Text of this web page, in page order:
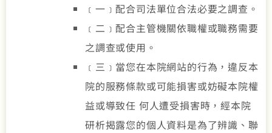
﹝一﹞配合司法單位合法必要之調查。
﹝二﹞配合主管機關依職權或職務需要
之調查或使用。
﹝三﹞當您在本院網站的行為，違反本
院的服務條款或可能損害或妨礙本院權
益或導致任 何人遭受損害時，經本院
研析揭露您的個人資料是為了辨識、聯